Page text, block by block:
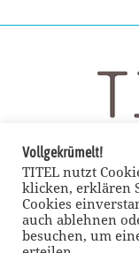
Vollgekrümelt!
TITEL nutzt
klicken, erklären
Cookies
auch ablehnen
besuchen, um